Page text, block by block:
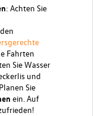
: Achten Sie
Fahrten
Sie Wasser
und
Planen Sie
ein. Auf